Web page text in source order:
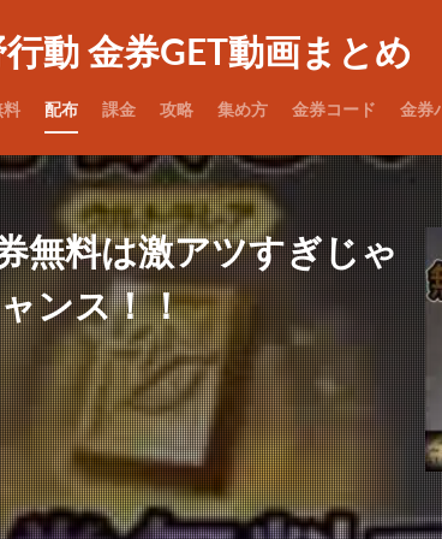
動 金券GET動画まとめ
料 配布 課金 攻略 集め方 金券コード 金券
無料は激アツすぎじゃ
ンス！！